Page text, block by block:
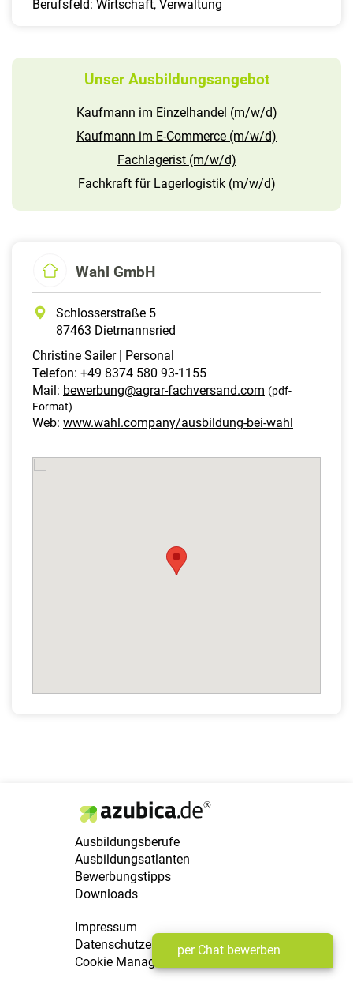
Berufsfeld: Wirtschaft, Verwaltung
Unser Ausbildungsangebot
Kaufmann im Einzelhandel (m/w/d)
Kaufmann im E-Commerce (m/w/d)
Fachlagerist (m/w/d)
Fachkraft für Lagerlogistik (m/w/d)
Wahl GmbH
Schlosserstraße 5
87463 Dietmannsried
Christine Sailer | Personal
Telefon: +49 8374 580 93-1155
Mail: bewerbung@agrar-fachversand.com (pdf-
Format)
Web: www.wahl.company/ausbildung-bei-wahl
per Chat bewerben
Ausbildungsberufe
Ausbildungsatlanten
Bewerbungstipps
Downloads
Impressum
Datenschutzerklärung
Cookie Manager